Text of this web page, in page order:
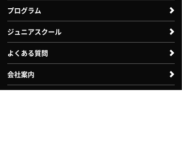
プログラム
ジュニアスクール
よくある質問
会社案内